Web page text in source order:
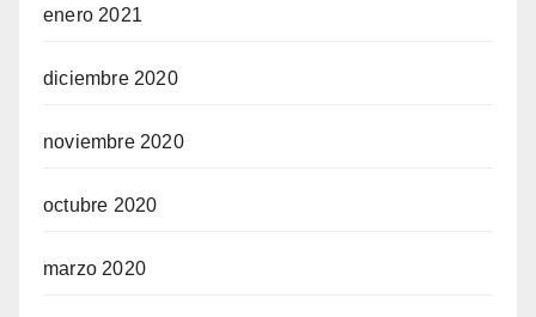
enero 2021
diciembre 2020
noviembre 2020
octubre 2020
marzo 2020